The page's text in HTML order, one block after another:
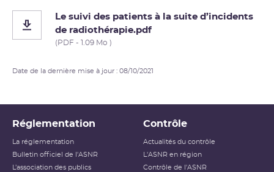
Le suivi des patients à la suite d’incidents
de radiothérapie.pdf
(PDF - 1.09 Mo )
Date de la dernière mise à jour : 08/10/2021
Réglementation
La réglementation
Bulletin officiel de l'ASNR
L’association des publics
Contrôle
Actualités du contrôle
L'ASNR en région
Contrôle de l'ASNR